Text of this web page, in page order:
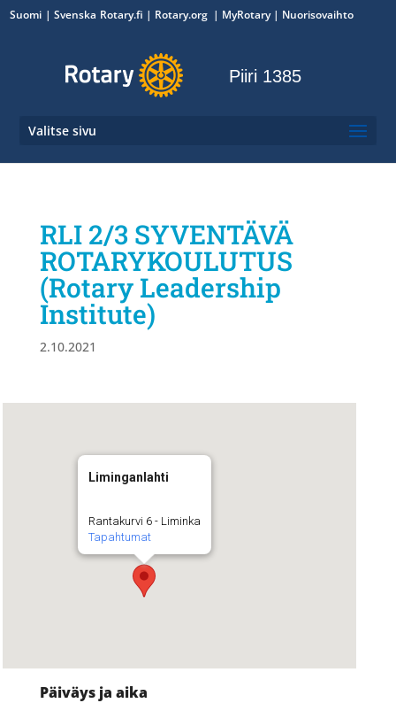
Suomi Svenska Rotary.fi | Rotary.org | MyRotary| Nuorisovaihto
Piiri 1385
Valitse sivu
RLI 2/3 SYVENTÄVÄ
ROTARYKOULUTUS
(Rotary Leadership
Institute)
2.10.2021
Liminganlahti
Rantakurvi 6 - Liminka
Tapahtumat
Päiväys ja aika